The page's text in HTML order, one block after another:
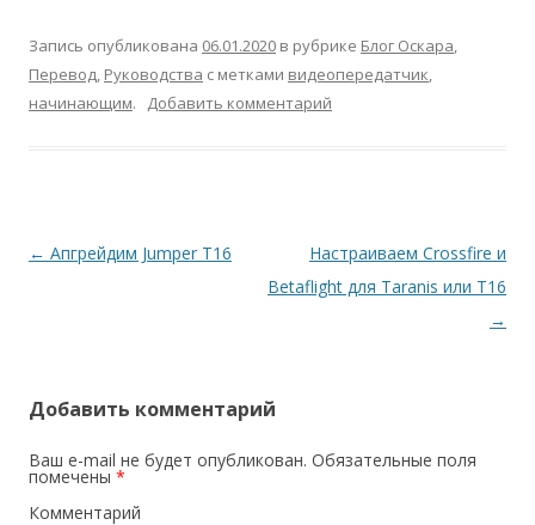
Запись опубликована 06.01.2020 в рубрике Блог Оскара,
Перевод, Руководства с метками видеопередатчик,
начинающим. Добавить комментарий
Навигация
← Апгрейдим Jumper T16
Настраиваем Crossfire и
Betaflight для Taranis или T16
→
Добавить комментарий
Ваш e-mail не будет опубликован. Обязательные поля
помечены *
Комментарий